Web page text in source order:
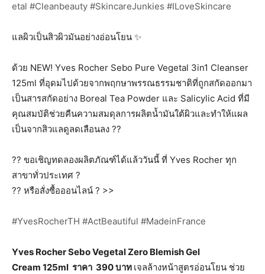
etal #Cleanbeauty #SkincareJunkies #ILoveSkincare
แลผิวเป็นสิวผิวมันอย่างอ่อนโยน ✨
ด้วย NEW! Yves Rocher Sebo Pure Vegetal 3in1 Cleanser
125ml ที่อุดมไปด้วยจากพฤกษาพรรณธรรมชาติที่ถูกสกัดออกมา
เป็นสารสกัดอย่าง Boreal Tea Powder และ Salicylic Acid ที่มี
คุณสมบัติช่วยคืนความสมดุลการผลิตน้ำมันใต้ผิวและทำให้แผล
เป็นจากสิวแลดูลดเลือนลง ??
?? ขอเชิญทดลองผลิตภัณฑ์ได้แล้ววันนี้ ที่ Yves Rocher ทุก
สาขาทั่วประเทศ ?
?? หรือสั่งซื้อออนไลน์ ? >>
#YvesRocherTH #ActBeautiful #MadeinFrance
Yves Rocher Sebo Vegetal Zero Blemish Gel
Cream 125ml ราคา 390 บาท เจลล้างหน้าสูตรอ่อนโยน ช่วย